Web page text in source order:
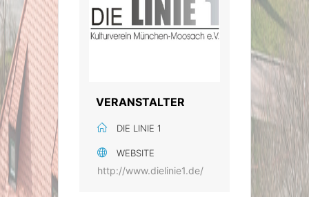
VERANSTALTER
DIE LINIE 1
WEBSITE
http://www.dielinie1.de/